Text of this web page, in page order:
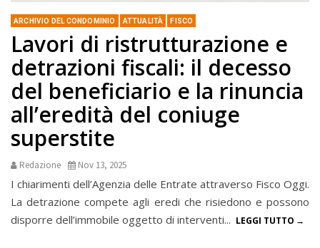
ARCHIVIO DEL CONDOMINIO ATTUALITÀ FISCO
Lavori di ristrutturazione e
detrazioni fiscali: il decesso
del beneficiario e la rinuncia
all’eredità del coniuge
superstite
Redazione Nov 13, 2025
I chiarimenti dell’Agenzia delle Entrate attraverso Fisco Oggi.
La detrazione compete agli eredi che risiedono e possono
disporre dell’immobile oggetto di interventi... LEGGI TUTTO